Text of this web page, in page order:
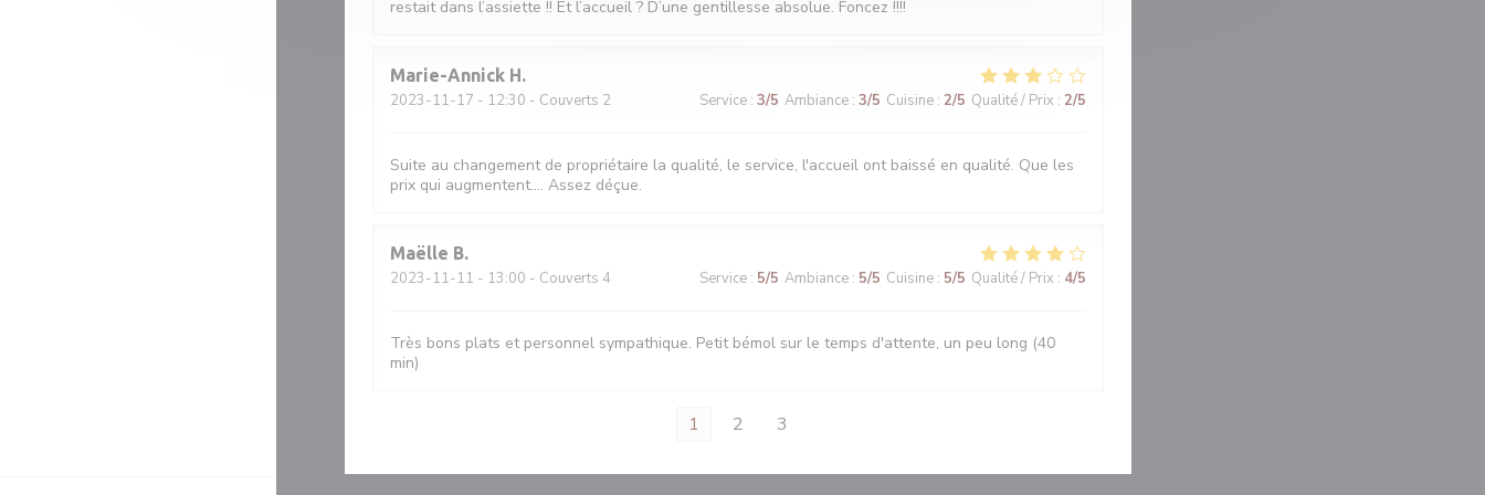
restait dans l’assiette !! Et l’accueil ? D’une gentillesse absolue. Foncez !!!!
Marie-Annick H
2023-11-17 - 12:30 - Couverts 2 Service : 3/5 Ambiance : 3/5 Cuisine : 2/5 Qualité / Prix : 2/5
Suite au changement de propriétaire la qualité, le service, l'accueil ont baissé en qualité. Que les
prix qui augmentent.... Assez déçue.
Maëlle B
2023-11-11 - 13:00 - Couverts 4 Service : 5/5 Ambiance : 5/5 Cuisine : 5/5 Qualité / Prix : 4/5
Très bons plats et personnel sympathique. Petit bémol sur le temps d'attente, un peu long (40
min)
1 2 3